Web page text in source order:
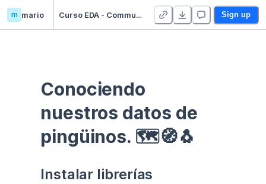
m mario Curso EDA - Communication - Duplicate Sign up
Conociendo
nuestros datos de
pingüinos. 🗺🧭🐧
Instalar librerías